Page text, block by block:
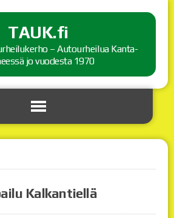
TAUK.fi
– Autourheilua Kanta-
jo vuodesta 1970
Kalkantiellä